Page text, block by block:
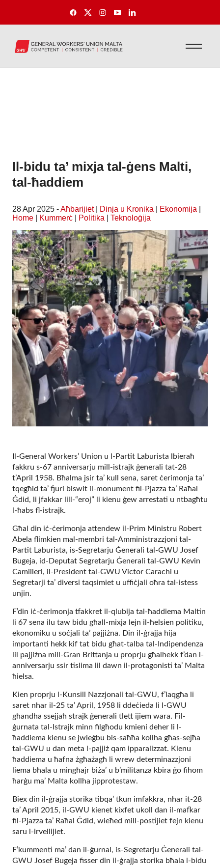
Il-bidu ta’ mixja tal-ġens Malti,
tal-ħaddiem
28 Apr 2025 -Aħbarijiet| Dinja u Kronika Ekonomija
Home
Kummerċ Politika Teknoloġija
Il-General Workers’ Union u l-Partit Laburista lbieraħ
fakkru s-67 anniversarju mill-istrajk ġenerali tat-28
t’April 1958. Bħalma jsir ta’ kull sena, saret ċerimonja ta’
tqegħid ta’ fjuri biswit il-monument fil-Pjazza ta’ Raħal
Ġdid, li jfakkar lill-“eroj” li kienu ġew arrestati u ntbagħtu
l-ħabs fl-istrajk.
Għal din iċ-ċerimonja attendew il-Prim Ministru Robert
Abela flimkien mal-membri tal-Amministrazzjoni tal-
Partit Laburista, is-Segretarju Ġenerali tal-GWU Josef
Bugeja, id-Deputat Segretarju Ġenerali tal-GWU Kevin
Camilleri, il-President tal-GWU Victor Carachi u
Segretarji ta’ diversi taqsimiet u uffiċjali oħra tal-istess
unjin.
F’din iċ-ċerimonja tfakkret il-qlubija tal-ħaddiema Maltin
li 67 sena ilu taw bidu għall-mixja lejn il-ħelsien politiku,
ekonomiku u soċjali ta’ pajjiżna. Din il-ġrajja hija
importanti hekk kif tat bidu għat-talba tal-Indipendenza
lil pajjiżna mill-Gran Brittanja u proprju għalhekk f’dan l-
anniversarju ssir tislima lil dawn il-protagonisti ta’ Malta
ħielsa.
Kien proprju l-Kunsill Nazzjonali tal-GWU, f’laqgħa li
saret nhar il-25 ta’ April, 1958 li ddeċieda li l-GWU
għandha ssejjaħ strajk ġenerali tlett ijiem wara. Fil-
ġurnata tal-Istrajk minn filgħodu kmieni deher li l-
ħaddiema kienu se jwieġbu bis-saħħa kollha għas-sejħa
tal-GWU u dan meta l-pajjiż qam ipparalizzat. Kienu
ħaddiema u ħafna żgħażagħ li wrew determinazzjoni
liema bħala u mingħajr biża’ u b’militanza kbira ġo fihom
ħarġu ma’ Malta kollha jipprotestaw.
Biex din il-ġrajja storika tibqa’ tkun imfakkra, nhar it-28
ta’ April 2015, il-GWU kienet kixfet ukoll dan il-mafkar
fil-Pjazza ta’ Raħal Ġdid, wieħed mill-postijiet fejn kienu
saru l-irvellijiet.
F’kummenti ma’ dan il-ġurnal, is-Segretarju Ġenerali tal-
GWU Josef Bugeja fisser din il-ġrajja storika bħala l-bidu